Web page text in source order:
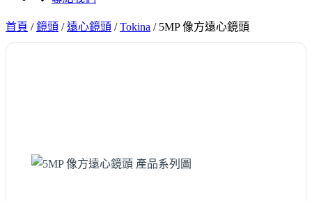
首頁 /鏡頭 /遠心鏡頭 /Tokina / 5MP 像方遠心鏡頭